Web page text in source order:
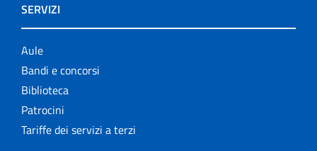
SERVIZI
Aule
Bandi e concorsi
Biblioteca
Patrocini
Tariffe dei servizi a terzi